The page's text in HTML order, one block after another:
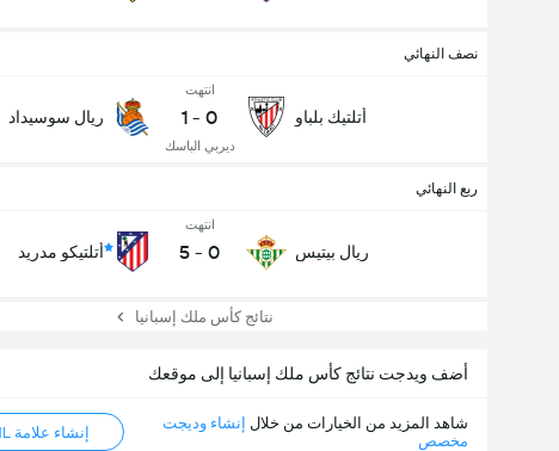
نصف النهائي
أتلتيك بلباو
انتهت
0
-
1
ديربي الباسك
ريال سوسيداد
ربع النهائي
ريال بيتيس
انتهت
0
-
5 أتلتيكو مدريد
نتائج كأس ملك إسبانيا
أضف ويدجت نتائج كأس ملك إسبانيا إلى موقعك
شاهد المزيد من الخيارات من خلال إنشاء وديجت
مخصص
إنشاء علامة HTML عدد الاهداف (2.5)